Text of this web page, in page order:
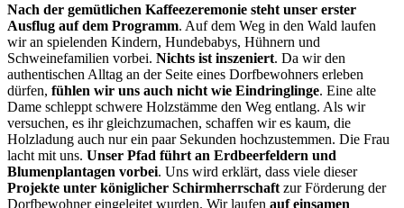
Nach der gemütlichen Kaffeezeremonie steht unser erster
Ausflug auf dem Programm. Auf dem Weg in den Wald laufen
wir an spielenden Kindern, Hundebabys, Hühnern und
Schweinefamilien vorbei. Nichts ist inszeniert. Da wir den
authentischen Alltag an der Seite eines Dorfbewohners erleben
dürfen, fühlen wir uns auch nicht wie Eindringlinge. Eine alte
Dame schleppt schwere Holzstämme den Weg entlang. Als wir
versuchen, es ihr gleichzumachen, schaffen wir es kaum, die
Holzladung auch nur ein paar Sekunden hochzustemmen. Die Frau
lacht mit uns. Unser Pfad führt an Erdbeerfeldern und
Blumenplantagen vorbei. Uns wird erklärt, dass viele dieser
Projekte unter königlicher Schirmherrschaft zur Förderung der
Dorfbewohner eingeleitet wurden. Wir laufen auf einsamen